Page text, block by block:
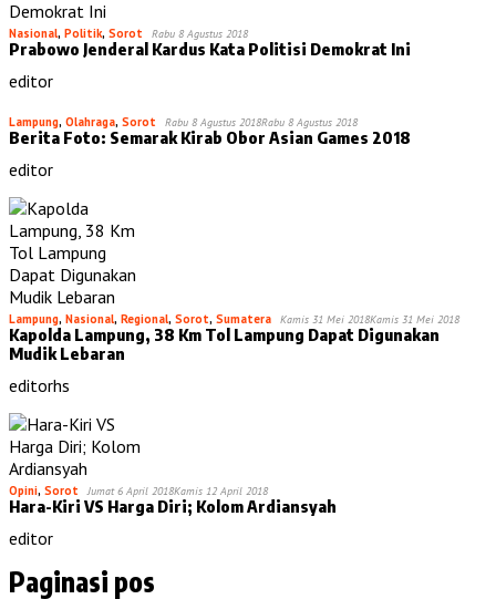
Nasional, Politik, Sorot Rabu 8 Agustus 2018
Prabowo Jenderal Kardus Kata Politisi Demokrat Ini
editor
Lampung, Olahraga, Sorot Rabu 8 Agustus 2018Rabu 8 Agustus 2018
Berita Foto: Semarak Kirab Obor Asian Games 2018
editor
Lampung, Nasional, Regional, Sorot, Sumatera Kamis 31 Mei 2018Kamis 31 Mei 2018
Kapolda Lampung, 38 Km Tol Lampung Dapat Digunakan
Mudik Lebaran
editorhs
Opini, Sorot Jumat 6 April 2018Kamis 12 April 2018
Hara-Kiri VS Harga Diri; Kolom Ardiansyah
editor
Paginasi pos